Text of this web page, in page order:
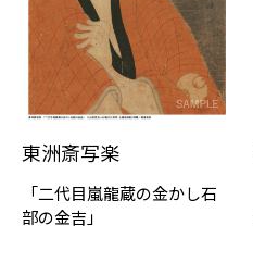
東洲斎写楽
「二代目嵐龍蔵の金かし石
部の金吉」